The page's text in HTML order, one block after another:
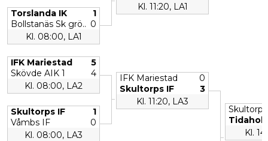
Torslanda IK
1
Bollstanäs Sk grö.. 0
Kl. 08:00, LA1
IFK Mariestad
5
Skövde AIK 1
4
Kl. 08:00, LA2
Skultorps IF
1
Våmbs IF
0
Kl. 08:00, LA3
Kl. 11:20, LA1
IFK Mariestad
0
Skultorps IF
3
Kl. 11:20, LA3
Kl.